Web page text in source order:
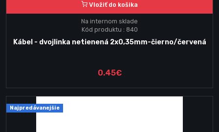
Vložiť do košika
Na internom sklade
Kód produktu : 840
Kábel - dvojlinka netienená 2x0,35mm-čierno/červená
0.45€
Najpredávanejšie